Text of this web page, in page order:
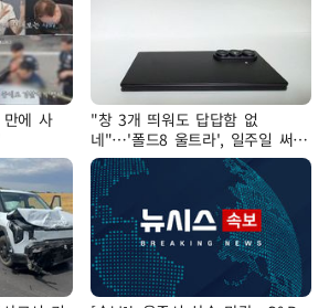
에 사
"창 3개 띄워도 답답함 없
네"…'폴드8 울트라', 일주일 써보
니